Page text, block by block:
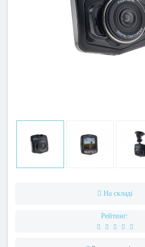
На складі
Рейтинг: